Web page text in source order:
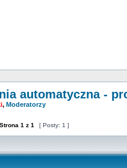
automatyczna -
, Moderatorzy
w temacie
Strona 1 z 1 [ Posty: 1 ]